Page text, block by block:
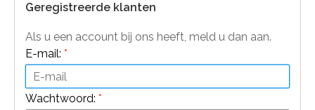
Geregistreerde klanten
Als u een account bij ons heeft, meld u dan aan.
E-mail: *
Wachtwoord: *